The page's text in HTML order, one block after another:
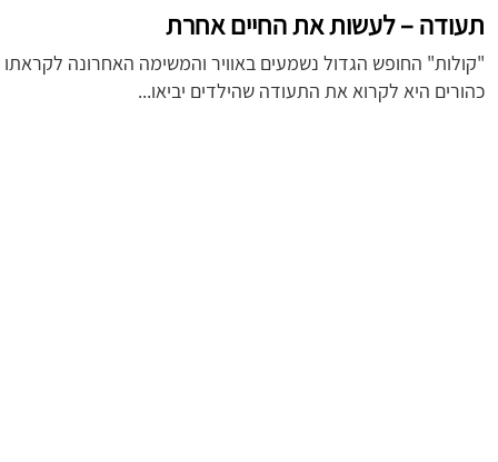
תעודה – לעשות את החיים אחרת
"קולות" החופש הגדול נשמעים באוויר והמשימה האחרונה לקראתו
כהורים היא לקרוא את התעודה שהילדים יביאו...